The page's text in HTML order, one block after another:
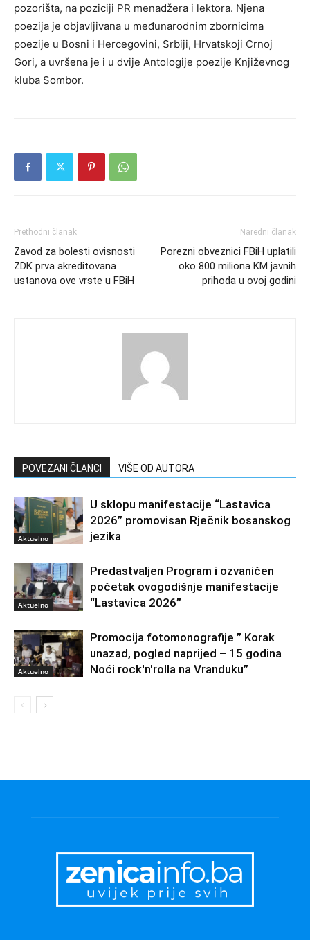
pozorišta, na poziciji PR menadžera i lektora. Njena
poezija je objavljivana u međunarodnim zbornicima
poezije u Bosni i Hercegovini, Srbiji, Hrvatskoji Crnoj
Gori, a uvršena je i u dvije Antologije poezije Književnog
kluba Sombor.
Prethodni članak
Zavod za bolesti ovisnosti
ZDK prva akreditovana
ustanova ove vrste u FBiH
Naredni članak
Porezni obveznici FBiH uplatili
oko 800 miliona KM javnih
prihoda u ovoj godini
POVEZANI ČLANCI VIŠE OD AUTORA
Aktuelno
U sklopu manifestacije “Lastavica
2026” promovisan Rječnik bosanskog
jezika
Aktuelno
Predastvaljen Program i ozvaničen
početak ovogodišnje manifestacije
“Lastavica 2026”
Aktuelno
Promocija fotomonografije ” Korak
unazad, pogled naprijed – 15 godina
Noći rock'n'rolla na Vranduku”